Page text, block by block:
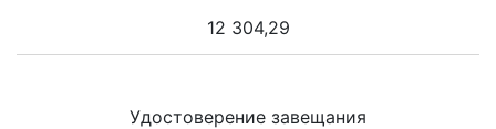
12 304,29
Удостоверение завещания